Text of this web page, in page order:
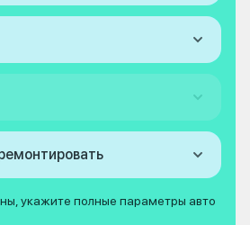
укажите полные параметры авто